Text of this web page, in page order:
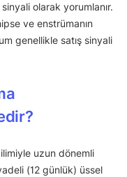
olarak yorumlanır.
ve enstrümanın
genellikle satış sinyali
uzun dönemli
(12 günlük) üssel